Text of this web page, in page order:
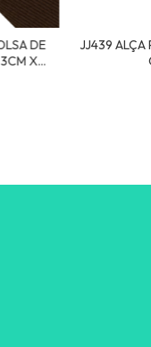
DE
X
JJ439 ALÇA